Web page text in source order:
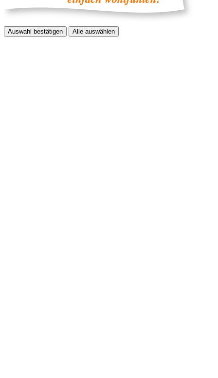
Auswahl bestätigen Alle auswählen